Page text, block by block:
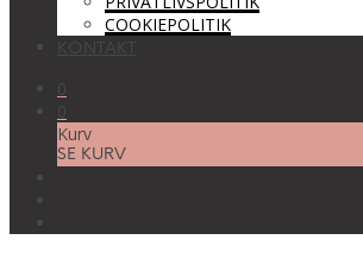
COOKIEPOLITIK
0
0
Kurv
SE KURV